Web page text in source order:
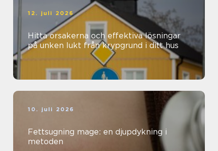
12. juli 2026
Hitta orsakerna och effektiva lösningar
på unken lukt från krypgrund i ditt hus
10. juli 2026
Fettsugning mage: en djupdykning i
metoden